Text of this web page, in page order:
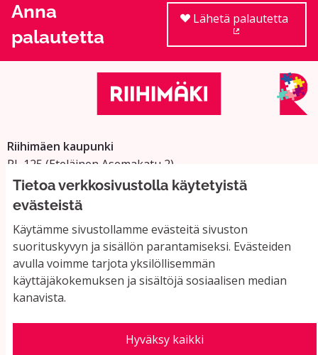
Tietoa verkkosivustolla käytetyistä
evästeistä
Käytämme sivustollamme evästeitä sivuston
suorituskyvyn ja sisällön parantamiseksi. Evästeiden
avulla voimme tarjota yksilöllisemmän
käyttäjäkokemuksen ja sisältöjä sosiaalisen median
kanavista.
Hyväksy kaikki
Anna
palautetta
Lähetä palautetta
Riihimäen kaupunki
PL 125 (Eteläinen Asemakatu 2)
11101 Riihimäki
Vaihde: 019 758 4000
Sähköpostiosoitteet:
etunimi.sukunimi@riihimaki.fi
Yhteystiedot ja usein kysyttyä
Käyttöehdot